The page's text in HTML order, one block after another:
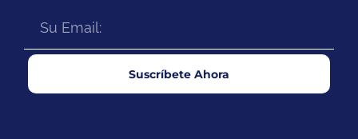
Suscríbete Ahora